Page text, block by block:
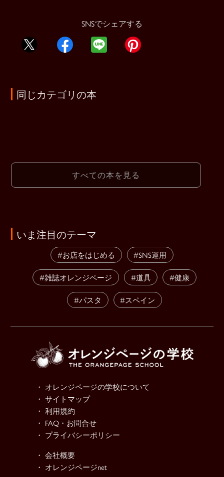
SNSでシェアする
同じカテゴリの本
すべての本を見る
いま注目のテーマ
#お店をはじめる #SNS運用
#雑誌オレンジページ #道具 #健康
#パスタ #スペイン
・ オレンジページの学校について
・ サイトマップ
・ 利用規約
・ FAQ・お問合せ
・ プライバシーポリシー
・ 会社概要
・ オレンジページnet